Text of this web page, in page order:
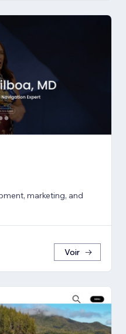
marketing, and
Voir